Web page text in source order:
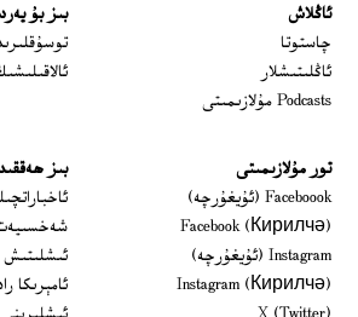
ئاڭلاش
چاستوتا
ئاڭلىتىشلار
Podcasts مۇلازىمىتى
بىز بۇ
تور مۇلازىمىتى
Faceboook (ئۇيغۇرچە)
Opens in new window
Facebook (Кирилчә)
Opens in new window
Instagram (ئۇيغۇرچە)
Opens in new window
Instagram (Кирилчә)
Opens in new window
بىز
ئامېرىكا